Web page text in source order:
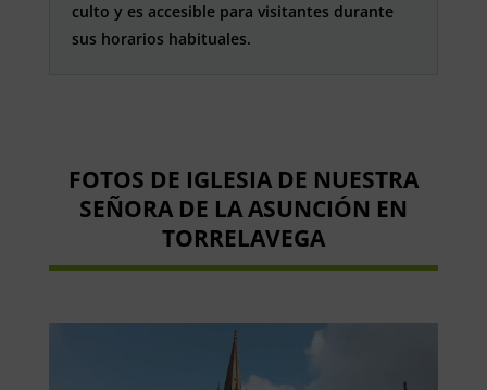
culto y es accesible para visitantes durante
sus horarios habituales.
FOTOS DE IGLESIA DE NUESTRA
SEÑORA DE LA ASUNCIÓN EN
TORRELAVEGA